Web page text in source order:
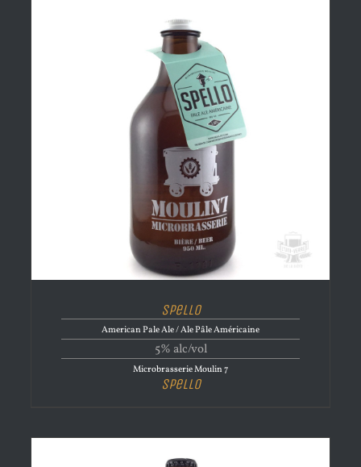
Spello
American Pale Ale / Ale Pâle Américaine
5% alc/vol
Microbrasserie Moulin 7
Spello